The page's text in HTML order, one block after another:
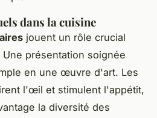
dans la cuisine
jouent un rôle crucial
présentation soignée
en une œuvre d'art. Les
l'œil et stimulent l'appétit,
la diversité des